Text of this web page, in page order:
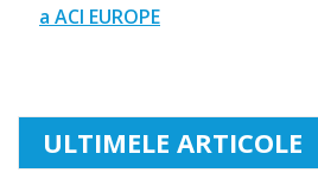
a ACI EUROPE
ULTIMELE ARTICOLE